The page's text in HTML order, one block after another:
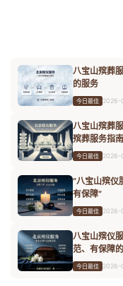
八宝山殡葬
的服务
今日最佳 2026-
八宝山殡葬
殡葬服务指南
今日最佳 2026-
“八宝山殡仪
有保障”
今日最佳 2026-
八宝山殡仪
范、有保障
今日最佳 2026-